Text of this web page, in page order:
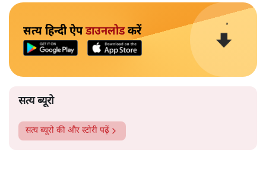
सत्य हिन्दी ऐपडाउनलोडकरें
सत्य ब्यूरो
सत्य ब्यूरो की और स्टोरी पढ़ें